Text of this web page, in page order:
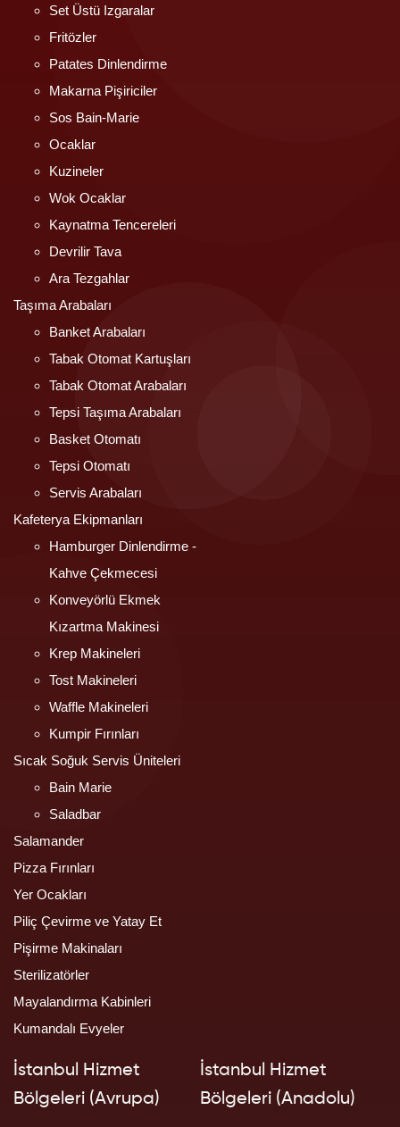
Set Üstü Izgaralar
Fritözler
Patates Dinlendirme
Makarna Pişiriciler
Sos Bain-Marie
Ocaklar
Kuzineler
Wok Ocaklar
Kaynatma Tencereleri
Devrilir Tava
Ara Tezgahlar
Taşıma Arabaları
Banket Arabaları
Tabak Otomat Kartuşları
Tabak Otomat Arabaları
Tepsi Taşıma Arabaları
Basket Otomatı
Tepsi Otomatı
Servis Arabaları
Kafeterya Ekipmanları
Hamburger Dinlendirme -
Kahve Çekmecesi
Konveyörlü Ekmek
Kızartma Makinesi
Krep Makineleri
Tost Makineleri
Waffle Makineleri
Kumpir Fırınları
Sıcak Soğuk Servis Üniteleri
Bain Marie
Saladbar
Salamander
Pizza Fırınları
Yer Ocakları
Piliç Çevirme ve Yatay Et
Pişirme Makinaları
Sterilizatörler
Mayalandırma Kabinleri
Kumandalı Evyeler
İstanbul Hizmet
Bölgeleri (Avrupa)
İstanbul Hizmet
Bölgeleri (Anadolu)